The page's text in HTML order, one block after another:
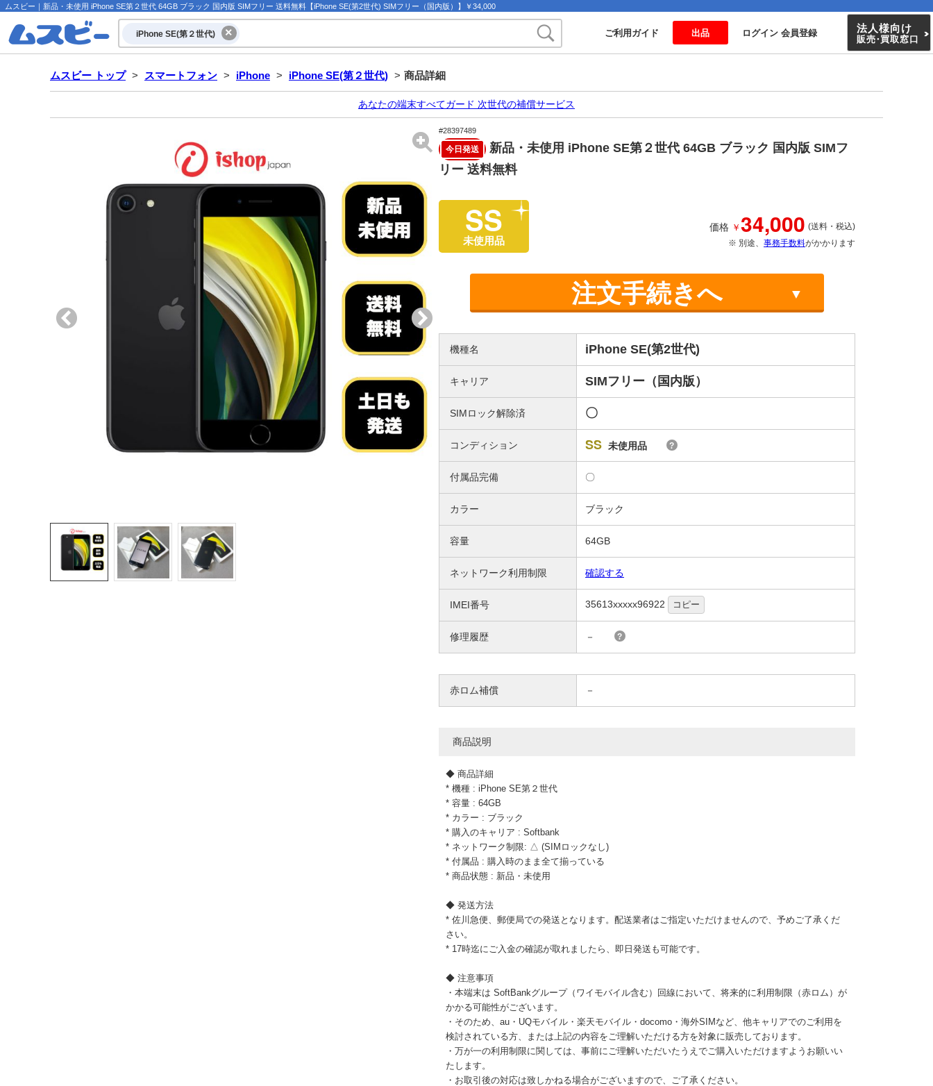
ムスビー｜新品・未使用 iPhone SE第２世代 64GB ブラック 国内版 SIMフリー 送料無料【iPhone SE(第2世代) SIMフリー（国内版）】￥34,000
iPhone SE(第２世代) ご利用ガイド 出品 ログイン 会員登録 法人様向け
販売・買取窓口
ムスビー トップ > スマートフォン > iPhone > iPhone SE(第２世代) > 商品詳細
あなたの端末すべてガード 次世代の補償サービス
#28397489
今日発送
新品・未使用 iPhone SE第２世代 64GB ブラック 国内版 SIMフ
リー 送料無料
SS
未使用品
価格 ￥34,000 (送料・税込)
※ 別途、 事務手数料がかかります
注文手続きへ
機種名 iPhone SE(第2世代)
キャリア SIMフリー（国内版）
SIMロック解除済 〇
コンディション SS 未使用品 ?
付属品完備 〇
カラー ブラック
容量 64GB
ネットワーク利用制限 確認する
IMEI番号 35613xxxxx96922 コピー
修理履歴 － ?
赤ロム補償 －
商品説明
◆ 商品詳細
* 機種 : iPhone SE第２世代
* 容量 : 64GB
* カラー : ブラック
* 購入のキャリア : Softbank
* ネットワーク制限: △ (SIMロックなし)
* 付属品 : 購入時のまま全て揃っている
* 商品状態 : 新品・未使用
◆ 発送方法
* 佐川急便、郵便局での発送となります。配送業者はご指定いただけませんので、予めご了承くだ
さい。
* 17時迄にご入金の確認が取れましたら、即日発送も可能です。
◆ 注意事項
・本端末は SoftBankグループ（ワイモバイル含む）回線において、将来的に利用制限（赤ロム）が
かかる可能性がございます。
・そのため、au・UQモバイル・楽天モバイル・docomo・海外SIMなど、他キャリアでのご利用を
検討されている方、または上記の内容をご理解いただける方を対象に販売しております。
・万が一の利用制限に関しては、事前にご理解いただいたうえでご購入いただけますようお願いい
たします。
・お取引後の対応は致しかねる場合がございますので、ご了承ください。